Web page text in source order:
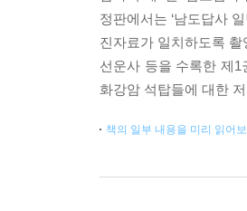
정판에서는 ‘남도답사
진자료가 일치하도록
선운사 등을 수록한 제
화강암 석탑들에 대한
책의 일부 내용을 미리 읽어